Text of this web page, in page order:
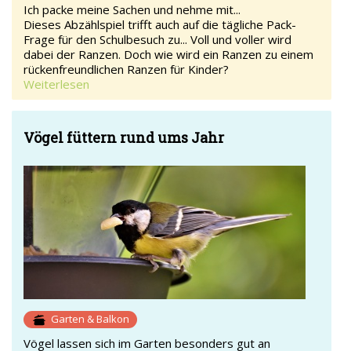
Ich packe meine Sachen und nehme mit...
Dieses Abzählspiel trifft auch auf die tägliche Pack-
Frage für den Schulbesuch zu... Voll und voller wird
dabei der Ranzen. Doch wie wird ein Ranzen zu einem
rückenfreundlichen Ranzen für Kinder?
Weiterlesen
Vögel füttern rund ums Jahr
Garten & Balkon
Vögel lassen sich im Garten besonders gut an